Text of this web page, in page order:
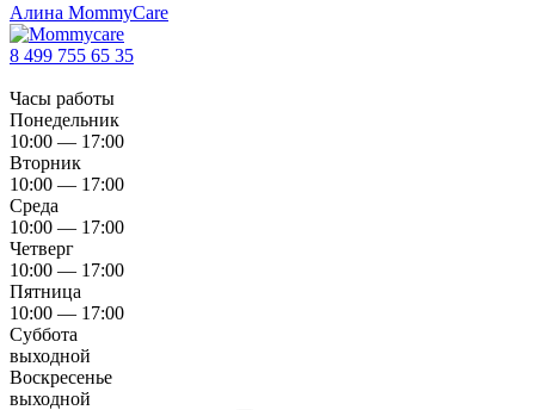
Алина MommyCare
8 499 755 65 35
Часы работы
Понедельник
10:00 — 17:00
Вторник
10:00 — 17:00
Среда
10:00 — 17:00
Четверг
10:00 — 17:00
Пятница
10:00 — 17:00
Суббота
выходной
Воскресенье
выходной